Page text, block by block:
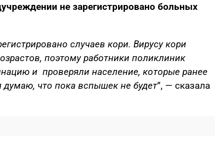
не зарегистрировано больных
случаев кори. Вирусу кори
поэтому работники поликлиник
и проверяли население, которые ранее
думаю, что пока вспышек не будет”, — сказала